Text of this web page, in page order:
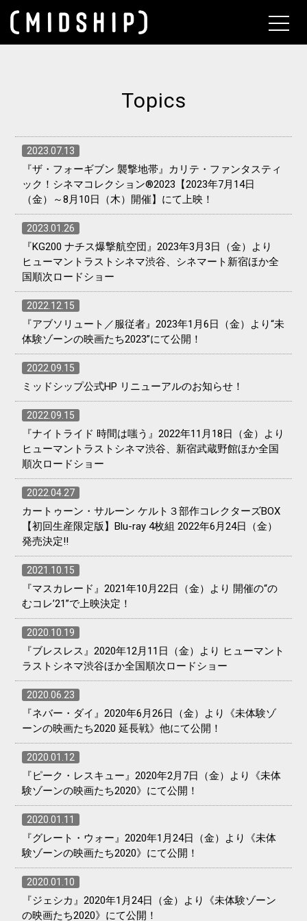
Topics
2023.07.13
『ザ・フォーギブン 襲撃地帯』カリテ・ファンタスティ
ック！シネマコレクション®2023【2023年7月14日
（金）～8月10日（木）開催】にて上映！
2023.01.26
『KG200 ナチス爆撃航空団』2023年3月3日（金）より
ヒューマントラストシネマ渋谷、シネマート新宿ほか全
国順次ロードショー
2022.12.15
『アブソリュート／服従者』2023年1月6日（金）より“未
体験ゾーンの映画たち2023”にて公開！
2022.09.15
ミッドシップ公式HP リニューアルのお知らせ！
2022.09.15
『ナイトライド 時間は嗤う』2022年11月18日（金）より
ヒューマントラストシネマ渋谷、新宿武蔵野館ほか全国
順次ロードショー
2022.04.27
カートゥーン・サルーン ケルト３部作コレクターズBOX
【初回生産限定版】Blu-ray 4枚組 2022年6月24日（金）
発売決定!!
2021.10.15
『マスカレード』2021年10月22日（金）より 開催の“の
むコレ’21”で上映決定！
2020.10.19
『ブレスレス』2020年12月11日（金）より ヒューマント
ラストシネマ渋谷ほか全国順次ロードショー
2020.06.23
『ネバー・ダイ』2020年6月26日（金）より《未体験ゾ
ーンの映画たち2020 延長戦》他にて公開！
2020.01.12
『ピーク・レスキュー』2020年2月7日（金）より《未体
験ゾーンの映画たち2020》にて公開！
2020.01.11
『グレート・ウォー』2020年1月24日（金）より《未体
験ゾーンの映画たち2020》にて公開！
2020.01.10
『ジェシカ』2020年1月24日（金）より《未体験ゾーン
の映画たち2020》にて公開！
About